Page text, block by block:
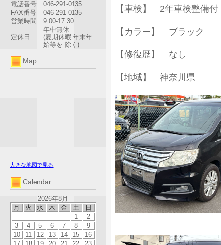
電話番号
046-291-0135
FAX番号
046-291-0135
営業時間
9:00-17:30
定休日
年中無休
(夏期休暇 年末年
始等を 除く)
Map
大きな地図で見る
Calendar
2026年8月
月
火 水 木 金 土 日
1
2
3
4 5 6 7 8
9
10
11 12 13 14 15
16
17
18 19 20 21 22
23
【車検】 2年車検整備付
【カラー】 ブラック
【修復歴】 なし
【地域】 神奈川県